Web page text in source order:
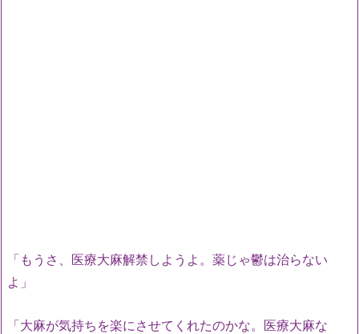
「もうさ、医療大麻解禁しようよ。薬じゃ鬱は治らない
よ」
「大麻が気持ちを楽にさせてくれたのかな。医療大麻な